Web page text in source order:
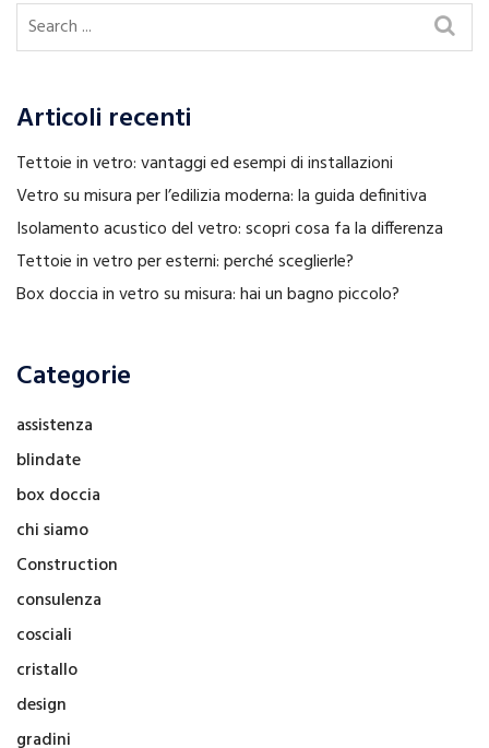
Articoli recenti
Tettoie in vetro: vantaggi ed esempi di installazioni
Vetro su misura per l’edilizia moderna: la guida definitiva
Isolamento acustico del vetro: scopri cosa fa la differenza
Tettoie in vetro per esterni: perché sceglierle?
Box doccia in vetro su misura: hai un bagno piccolo?
Categorie
assistenza
blindate
box doccia
chi siamo
Construction
consulenza
cosciali
cristallo
design
gradini